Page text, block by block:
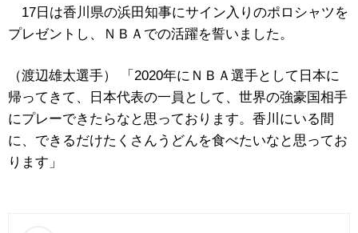
17日は香川県の浜田知事にサイン入りのポロシャツを
プレゼントし、ＮＢＡでの活躍を誓いました。
（渡辺雄太選手） 「2020年にＮＢＡ選手として日本に
帰ってきて、日本代表の一員として、世界の強豪国相手
にプレーできたらなと思っております。香川にいる間
に、できるだけたくさんうどんを食べたいなと思ってお
ります」